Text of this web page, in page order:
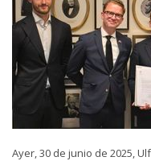
Ayer, 30 de junio de 2025,